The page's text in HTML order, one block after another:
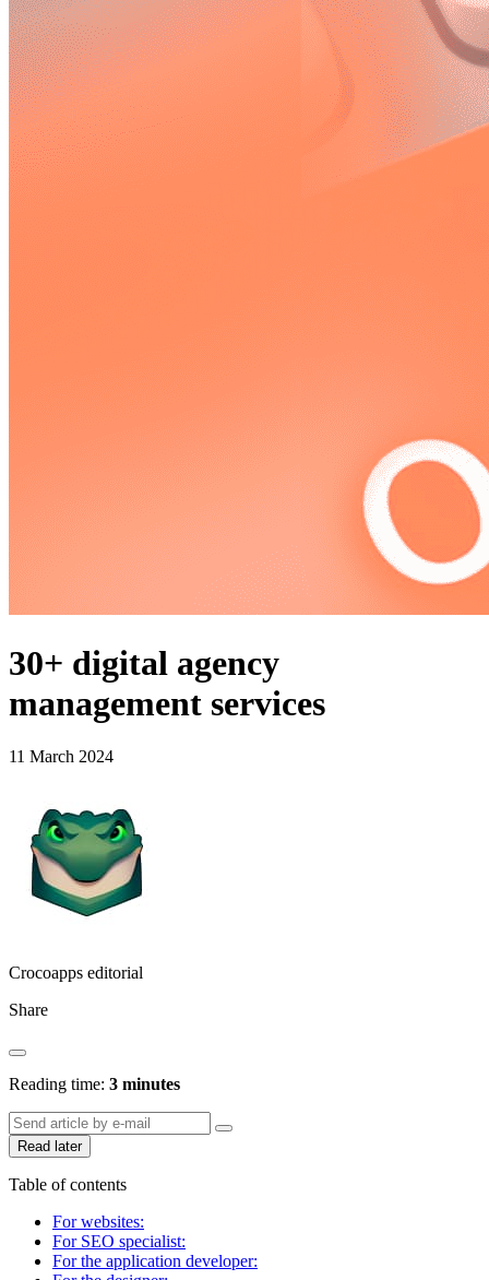
30+ digital agency
management services
11 March 2024
Crocoapps editorial
Share
Reading time: 3 minutes
Read later
Table of contents
For websites:
For SEO specialist:
For the application developer: